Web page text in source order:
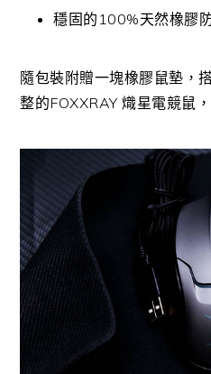
穩固的100%天然橡膠
隨包裝附贈一塊橡膠鼠墊，
整的FOXXRAY 熾星電競鼠